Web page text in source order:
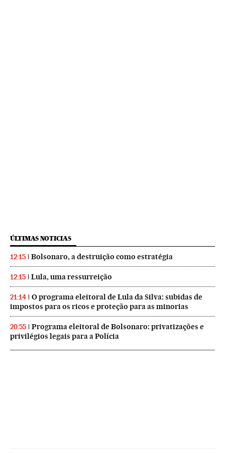
ÚLTIMAS NOTICIAS
12:15 Bolsonaro, a destruição como estratégia
12:15 Lula, uma ressurreição
21:14
O programa eleitoral de Lula da Silva: subidas de
impostos para os ricos e proteção para as minorias
20:55
Programa eleitoral de Bolsonaro: privatizações e
privilégios legais para a Polícia